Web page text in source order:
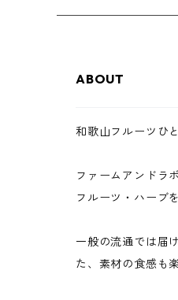
レモン
南高梅
まりひめいちご
ゼリー・スムージーゼ
ジュース
調味料（ドレッシン
3,000円以下
5,000円以下
10,000円以下
ABOUT
和歌山フルーツひ
ファームアンドラ
フルーツ・ハーブ
一般の流通では届
た、素材の食感も